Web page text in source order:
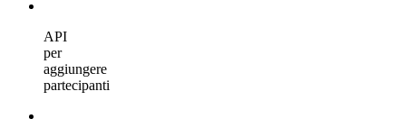
API
per
aggiungere
partecipanti